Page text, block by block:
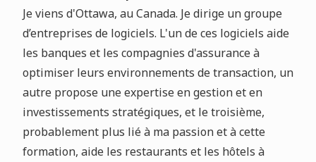
Je viens d'Ottawa, au Canada. Je dirige un groupe
d’entreprises de logiciels. L'un de ces logiciels aide
les banques et les compagnies d'assurance à
optimiser leurs environnements de transaction, un
autre propose une expertise en gestion et en
investissements stratégiques, et le troisième,
probablement plus lié à ma passion et à cette
formation, aide les restaurants et les hôtels à